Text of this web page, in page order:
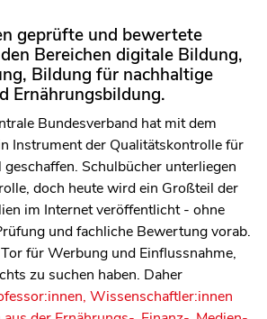
geprüfte und bewertete
Bereichen digitale Bildung,
Bildung für nachhaltige
Ernährungsbildung.
Bundesverband hat mit dem
Instrument der Qualitätskontrolle für
Schulbücher unterliegen
doch heute wird ein Großteil der
im Internet veröffentlicht - ohne
und fachliche Bewertung vorab.
für Werbung und Einflussnahme,
zu suchen haben. Daher
Wissenschaftler:innen